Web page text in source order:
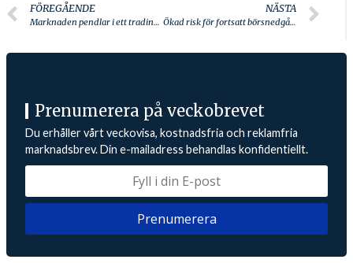
FÖREGÅENDE
Marknaden pendlar i ett tradingintervall
NÄSTA
Ökad risk för fortsatt börsnedgång
Prenumerera på veckobrevet
Du erhåller vårt veckovisa, kostnadsfria och reklamfria
marknadsbrev. Din e-mailadress behandlas konfidentiellt.